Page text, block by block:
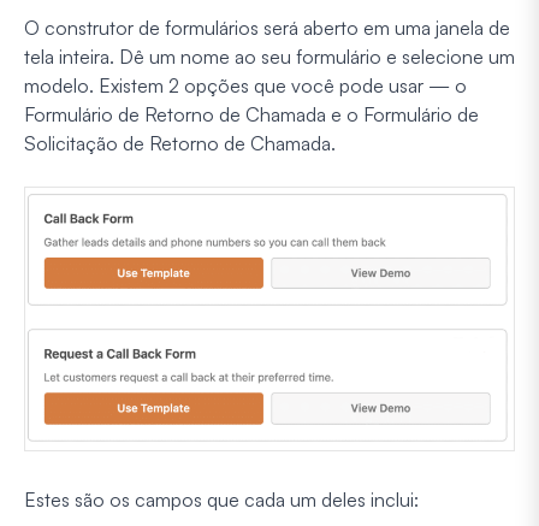
O construtor de formulários será aberto em uma janela de
tela inteira. Dê um nome ao seu formulário e selecione um
modelo. Existem 2 opções que você pode usar — o
Formulário de Retorno de Chamada e o Formulário de
Solicitação de Retorno de Chamada.
Estes são os campos que cada um deles inclui: